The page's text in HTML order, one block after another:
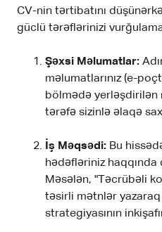
CV-nin tərtibatını
güclü tərəflərinizi
Şəxsi Məlumatlar:
məlumatlarınız (e-
bölmədə
tərəfə sizinlə əlaqə
İş Məqsədi: Bu
hədəfləriniz haqqında
Məsələn, "Təcrübəli
təsirli mətnlər
strategiyasının